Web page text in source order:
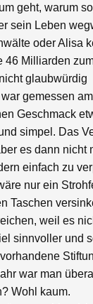
geht, warum
sein Leben
oder Alisa
46 Milliarden
glaubwürdig
gemessen
Geschmack
simpel. Das
es dann nicht
einfach zu
nur ein
Taschen
weil es
sinnvoller und
war man
Wohl kaum.